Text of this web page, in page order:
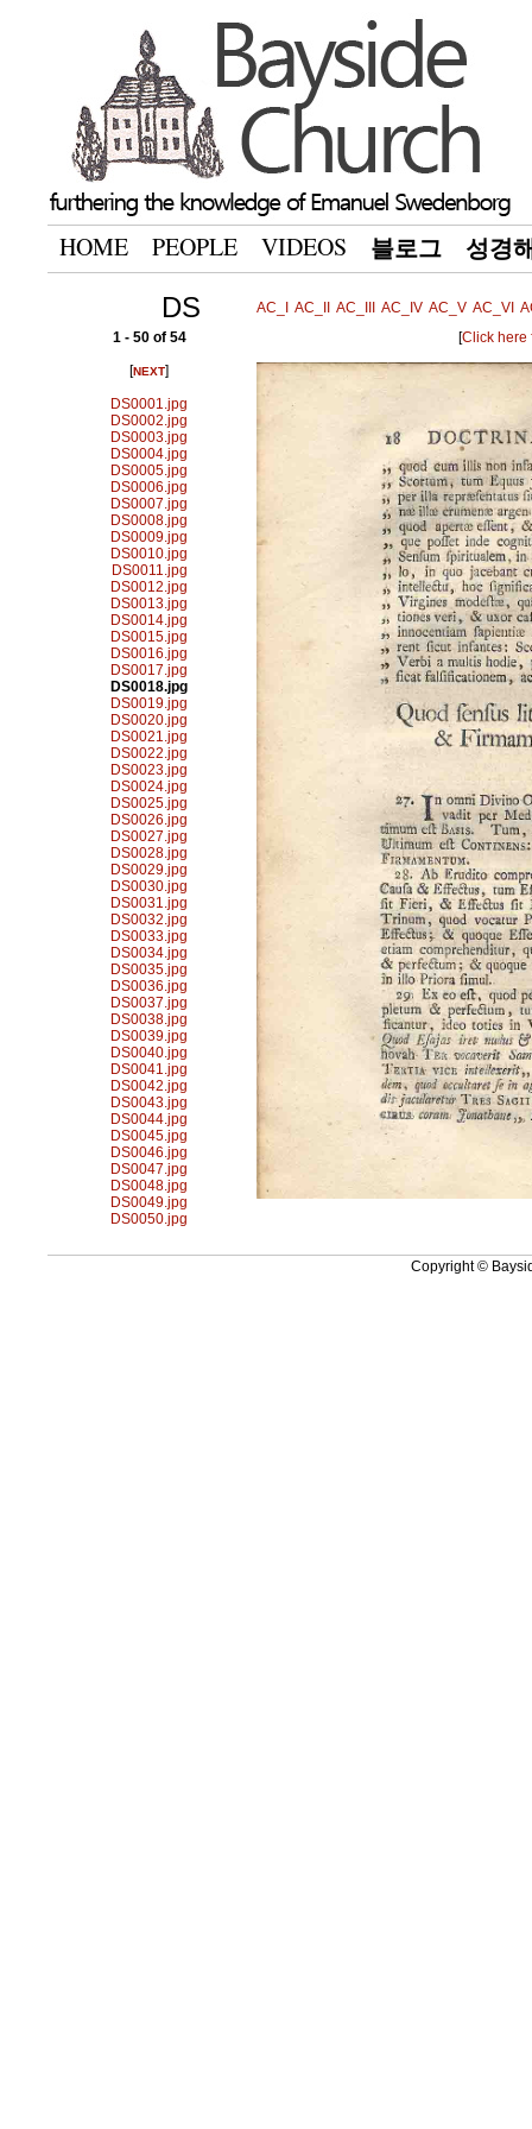
HOME PEOPLE VIDEOS 블로그 성경
DS AC_I AC_II AC_III AC_IV AC_V AC_VI
1 - 50 of 54
[NEXT]
DS0001.jpg
DS0002.jpg
DS0003.jpg
DS0004.jpg
DS0005.jpg
DS0006.jpg
DS0007.jpg
DS0008.jpg
DS0009.jpg
DS0010.jpg
DS0011.jpg
DS0012.jpg
DS0013.jpg
DS0014.jpg
DS0015.jpg
DS0016.jpg
DS0017.jpg
DS0018.jpg
DS0019.jpg
DS0020.jpg
DS0021.jpg
DS0022.jpg
DS0023.jpg
DS0024.jpg
DS0025.jpg
DS0026.jpg
DS0027.jpg
DS0028.jpg
DS0029.jpg
DS0030.jpg
DS0031.jpg
DS0032.jpg
DS0033.jpg
DS0034.jpg
DS0035.jpg
DS0036.jpg
DS0037.jpg
DS0038.jpg
DS0039.jpg
DS0040.jpg
DS0041.jpg
DS0042.jpg
DS0043.jpg
DS0044.jpg
DS0045.jpg
DS0046.jpg
DS0047.jpg
DS0048.jpg
DS0049.jpg
DS0050.jpg
[Click here
Copyright ©